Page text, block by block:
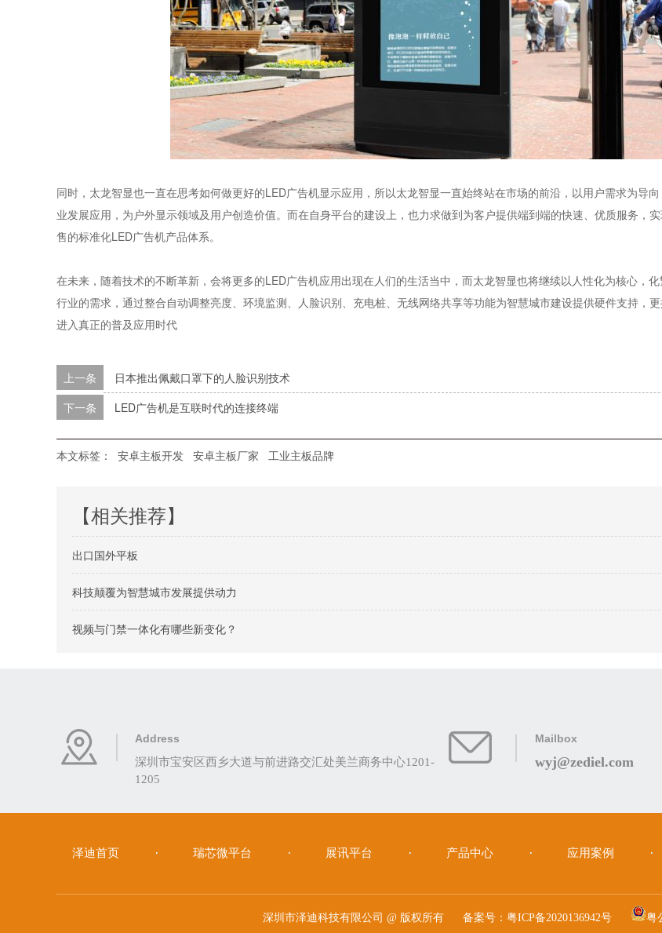
同时，太龙智显也一直在思考如何做更好的LED广告机显示应用，所以太龙智显一直始终站在市场的前沿，以用户需求为导
业发展应用，为户外显示领域及用户创造价值。而在自身平台的建设上，也力求做到为客户提供端到端的快速、优质服务，
售的标准化LED广告机产品体系。
在未来，随着技术的不断革新，会将更多的LED广告机应用出现在人们的生活当中，而太龙智显也将继续以人性化为核心，
行业的需求，通过整合自动调整亮度、环境监测、人脸识别、充电桩、无线网络共享等功能为智慧城市建设提供硬件支持，
进入真正的普及应用时代
上一条
日本推出佩戴口罩下的人脸识别技术
下一条 LED广告机是互联时代的连接终端
本文标签： 安卓主板开发 安卓主板厂家 工业主板品牌
【相关推荐】
出口国外平板
科技颠覆为智慧城市发展提供动力
视频与门禁一体化有哪些新变化？
Address
深圳市宝安区西乡大道与前进路交汇处美兰商务中心1201-
1205
Mailbox
wyj@zediel.com
泽迪首页 瑞芯微平台 展讯平台 产品中心 应用案例
深圳市泽迪科技有限公司 @ 版权所有 备案号： 粤ICP备2020136942号 粤